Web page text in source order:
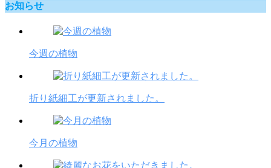
お知らせ
今週の植物
折り紙細工が更新されました。
今月の植物